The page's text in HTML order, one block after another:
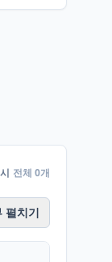
전체 0개
펼치기